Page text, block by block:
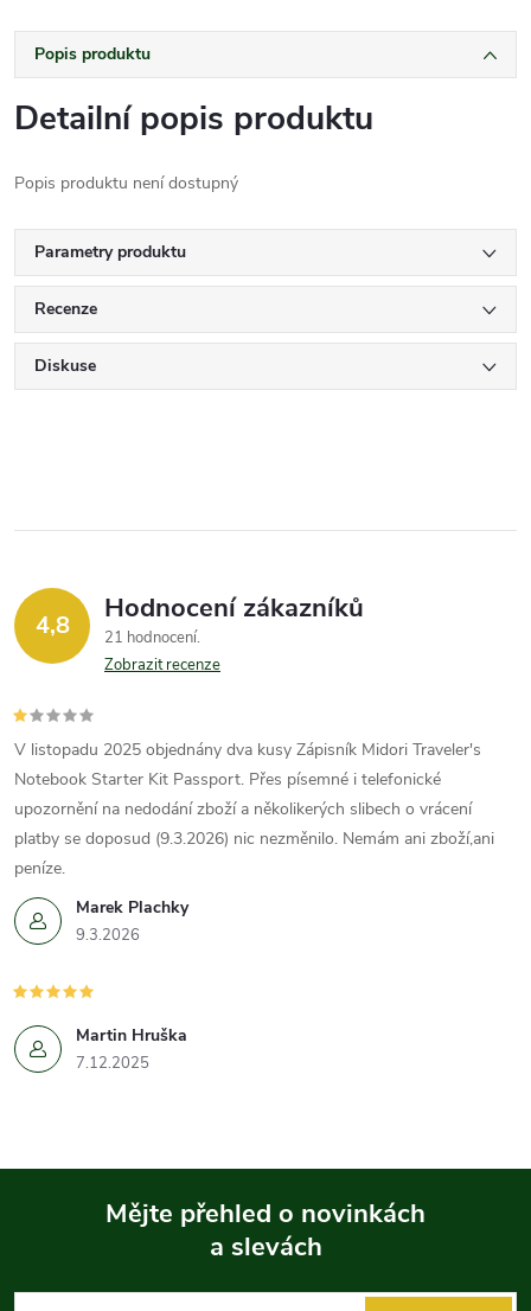
Popis produktu
Detailní popis produktu
Popis produktu není dostupný
Parametry produktu
Recenze
Diskuse
4,8 Hodnocení zákazníků
21 hodnocení
Zobrazit recenze
Marek Plachky
9.3.2026
V listopadu 2025 objednány dva kusy Zápisník Midori Traveler's
Notebook Starter Kit Passport. Přes písemné i telefonické
upozornění na nedodání zboží a několikerých slibech o vrácení
platby se doposud (9.3.2026) nic nezměnilo. Nemám ani zboží,ani
peníze.
Martin Hruška
7.12.2025
Mějte přehled o novinkách
a slevách